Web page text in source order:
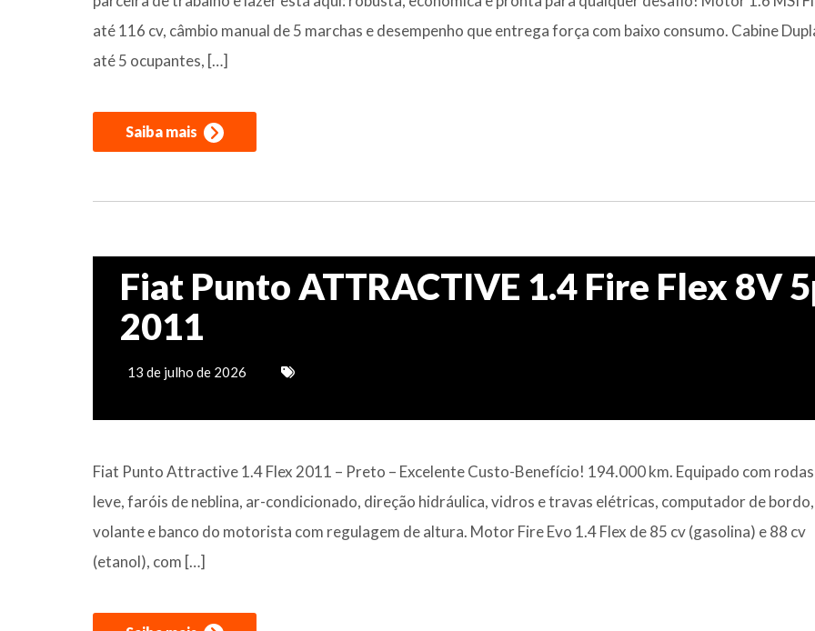
até 116 cv, câmbio manual de 5 marchas e desempenho que entrega força com baixo consumo. Cabine
até 5 ocupantes, […]
Saiba mais
Fiat Punto ATTRACTIVE 1.4 Fire Flex 8V
2011
13 de julho de 2026
Fiat Punto Attractive 1.4 Flex 2011 – Preto – Excelente Custo-Benefício! 194.000 km. Equipado com
leve, faróis de neblina, ar-condicionado, direção hidráulica, vidros e travas elétricas, computador de bordo,
volante e banco do motorista com regulagem de altura. Motor Fire Evo 1.4 Flex de 85 cv (gasolina) e 88 cv
(etanol), com […]